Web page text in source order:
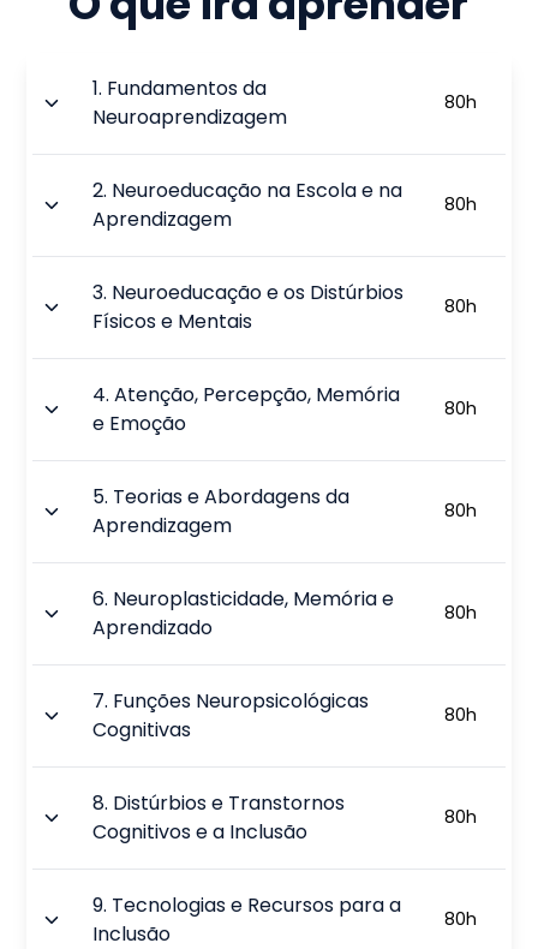
1. Fundamentos da
Neuroaprendizagem
80h
2. Neuroeducação na Escola e na
Aprendizagem
80h
3. Neuroeducação e os Distúrbios
Físicos e Mentais
80h
4.Atenção, Percepção, Memória
e Emoção
80h
5. Teorias e Abordagens da
Aprendizagem
80h
6. Neuroplasticidade, Memória e
Aprendizado
80h
7. Funções Neuropsicológicas
Cognitivas
80h
8. Distúrbios e Transtornos
Cognitivos e a Inclusão
80h
9. Tecnologias e Recursos para a
Inclusão
80h